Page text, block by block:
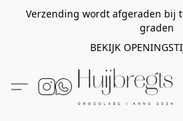
Verzending wordt afgeraden bij
graden
BEKIJK